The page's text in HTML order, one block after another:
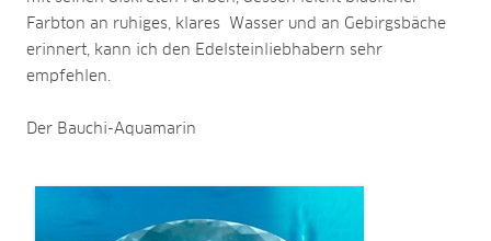
Farbton an ruhiges, klares Wasser und an Gebirgsbäche
erinnert, kann ich den Edelsteinliebhabern sehr
empfehlen.
Der Bauchi-Aquamarin